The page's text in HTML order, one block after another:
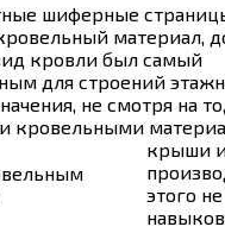
шиферные
материал,
кровли был самый
для строений
не смотря на
кровельными
крыши
этого